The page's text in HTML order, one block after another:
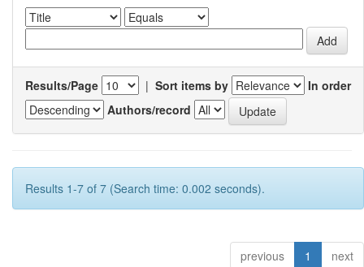
Results/Page | Sort items by
In order
Authors/record
Results 1-7 of 7 (Search time: 0.002 seconds).
previous 1 next